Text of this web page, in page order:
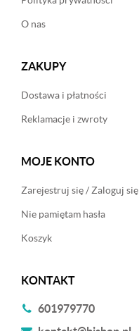
O nas
ZAKUPY
Dostawa i płatności
Reklamacje i zwroty
MOJE KONTO
Zarejestruj się / Zaloguj się
Nie pamiętam hasła
Koszyk
KONTAKT
601979770